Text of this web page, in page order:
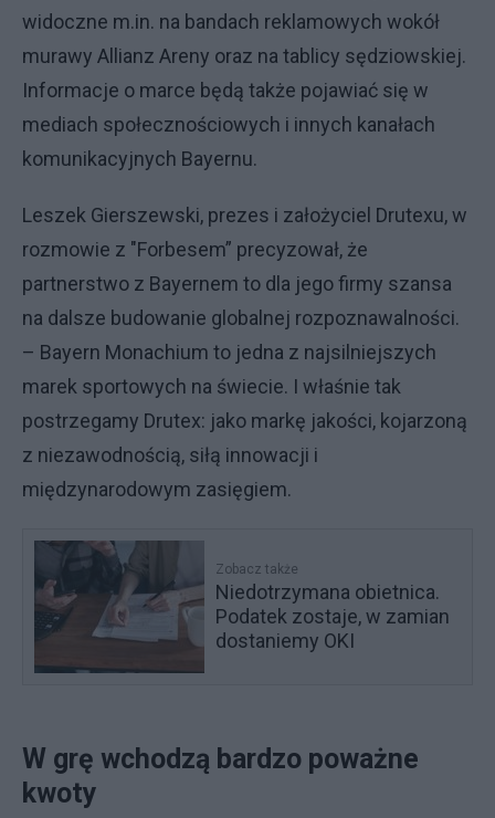
widoczne m.in. na bandach reklamowych wokół
murawy Allianz Areny oraz na tablicy sędziowskiej.
Informacje o marce będą także pojawiać się w
mediach społecznościowych i innych kanałach
komunikacyjnych Bayernu.
Leszek Gierszewski, prezes i założyciel Drutexu, w
rozmowie z "Forbesem” precyzował, że
partnerstwo z Bayernem to dla jego firmy szansa
na dalsze budowanie globalnej rozpoznawalności.
– Bayern Monachium to jedna z najsilniejszych
marek sportowych na świecie. I właśnie tak
postrzegamy Drutex: jako markę jakości, kojarzoną
z niezawodnością, siłą innowacji i
międzynarodowym zasięgiem.
Zobacz także
Niedotrzymana obietnica.
Podatek zostaje, w zamian
dostaniemy OKI
W grę wchodzą bardzo poważne
kwoty